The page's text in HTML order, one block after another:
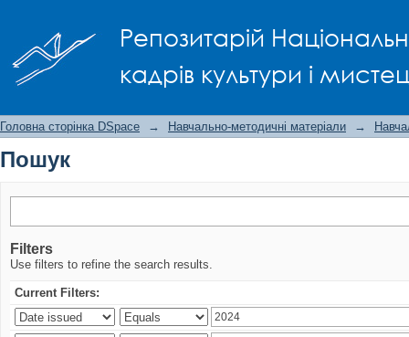
Репозитарій
кадрів культури і
Головна сторінка DSpace → Навчально-методичні матеріали →
Пошук
Filters
Use filters to refine the search results.
Current Filters: